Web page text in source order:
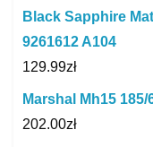
Black Sapphire
9261612 A104
129.99zł
Marshal Mh15 185/
202.00zł